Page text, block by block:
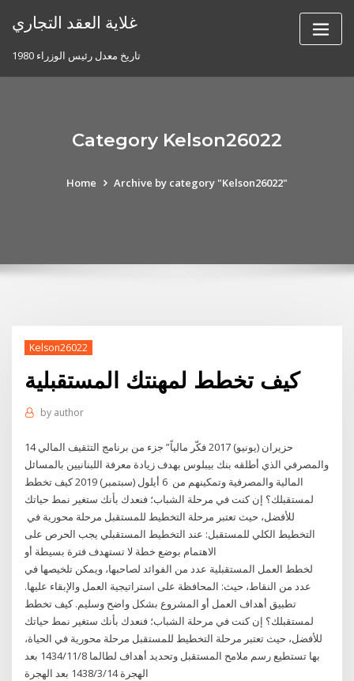
غلاية العقد التجاري
تاريخ معدل رئيس الوزراء 1980
Category Kelson26022
Home Archive by category "Kelson26022"
Kelson26022
كيف تخطط لمهنتك المستقبلية
by author
14 حزيران (يونيو) 2017 فكّر مالياً” جزء من برنامج التثقيف المالي
والمصرفي الذي أطلقه بنك بيبلوس بهدف زيادة معرفة اللبنانيين بالمسائل
المالية والمصرفية وتمكينهم من 6 أيلول (سبتمبر) 2019 كيف تخطط
لمستقبلك؟ إن كنت في مرحلة الشباب؛ فنعدك بأنك ستغير نمط حياتك
للأفضل، حيث تعتبر مرحلة التخطيط للمستقبل مرحلة محورية في
التخطيط الكلي للمستقبل: عند التخطيط المستقبلي يجب الحرص على
لخطط العمل المستقبلية عدد من الفوائد لصاحبها، ويمكن تلخيصها في
عدد من النقاط، حيث: المحافظة على استراتيجية العمل والإبقاء عليها.
تطبيق أهداف العمل أو المشروع بشكل واضح وسليم. كيف تخطط
لمستقبلك؟ إن كنت في مرحلة الشباب؛ فنعدك بأنك ستغير نمط حياتك
للأفضل، حيث تعتبر مرحلة التخطيط للمستقبل مرحلة محورية في الحياة،
بها تستطيع رسم ملامح المستقبل وتحديد أهداف لطالما 8‏‏/11‏‏/1434 بعد
الهجرة 14‏‏/3‏‏/1438 بعد الهجرة